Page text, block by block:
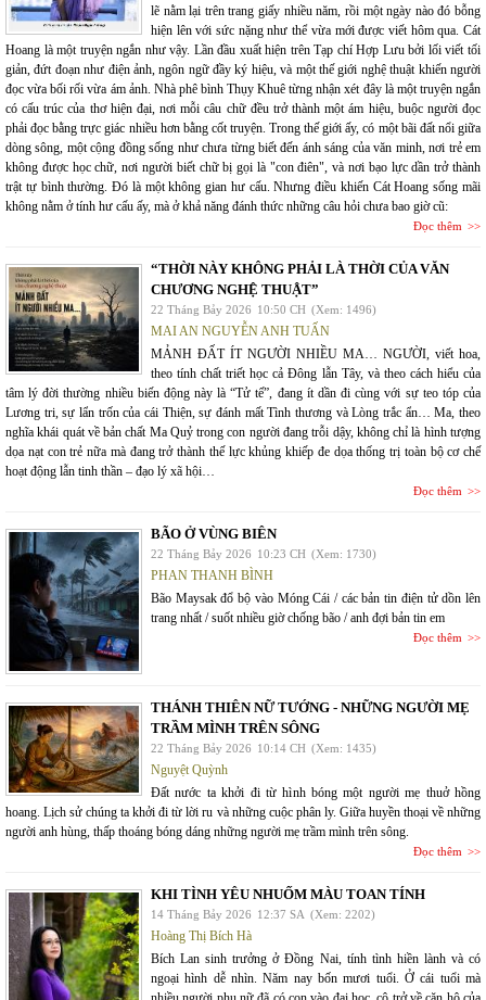
lẽ nằm lại trên trang giấy nhiều năm, rồi một ngày nào đó bỗng
hiện lên với sức nặng như thể vừa mới được viết hôm qua. Cát
Hoang là một truyện ngắn như vậy. Lần đầu xuất hiện trên Tạp chí Hợp Lưu bởi lối viết tối
giản, đứt đoạn như điện ảnh, ngôn ngữ đầy ký hiệu, và một thế giới nghệ thuật khiến người
đọc vừa bối rối vừa ám ảnh. Nhà phê bình Thụy Khuê từng nhận xét đây là một truyện ngắn
có cấu trúc của thơ hiện đại, nơi mỗi câu chữ đều trở thành một ám hiệu, buộc người đọc
phải đọc bằng trực giác nhiều hơn bằng cốt truyện. Trong thế giới ấy, có một bãi đất nổi giữa
dòng sông, một cộng đồng sống như chưa từng biết đến ánh sáng của văn minh, nơi trẻ em
không được học chữ, nơi người biết chữ bị gọi là "con điên", và nơi bạo lực dần trở thành
trật tự bình thường. Đó là một không gian hư cấu. Nhưng điều khiến Cát Hoang sống mãi
không nằm ở tính hư cấu ấy, mà ở khả năng đánh thức những câu hỏi chưa bao giờ cũ:
Đọc thêm
“THỜI NÀY KHÔNG PHẢI LÀ THỜI CỦA VĂN
CHƯƠNG NGHỆ THUẬT”
22 Tháng Bảy 2026 10:50 CH (Xem: 1496)
MAI AN NGUYỄN ANH TUẤN
MẢNH ĐẤT ÍT NGƯỜI NHIỀU MA… NGƯỜI, viết hoa,
theo tính chất triết học cả Đông lẫn Tây, và theo cách hiểu của
tâm lý đời thường nhiều biến động này là “Tử tế”, đang ít dần đi cùng với sự teo tóp của
Lương tri, sự lẩn trốn của cái Thiện, sự đánh mất Tình thương và Lòng trắc ẩn… Ma, theo
nghĩa khái quát về bản chất Ma Quỷ trong con người đang trỗi dậy, không chỉ là hình tượng
dọa nạt con trẻ nữa mà đang trở thành thế lực khủng khiếp đe dọa thống trị toàn bộ cơ chế
hoạt động lẫn tinh thần – đạo lý xã hội…
Đọc thêm
BÃO Ở VÙNG BIÊN
22 Tháng Bảy 2026 10:23 CH (Xem: 1730)
PHAN THANH BÌNH
Bão Maysak đổ bộ vào Móng Cái / các bản tin điện tử dồn lên
trang nhất / suốt nhiều giờ chống bão / anh đợi bản tin em
Đọc thêm
THÁNH THIÊN NỮ TƯỚNG - NHỮNG NGƯỜI MẸ
TRẦM MÌNH TRÊN SÔNG
22 Tháng Bảy 2026 10:14 CH (Xem: 1435)
Nguyệt Quỳnh
Đất nước ta khởi đi từ hình bóng một người mẹ thuở hồng
hoang. Lịch sử chúng ta khởi đi từ lời ru và những cuộc phân ly. Giữa huyền thoại về những
người anh hùng, thấp thoáng bóng dáng những người mẹ trầm mình trên sông.
Đọc thêm
KHI TÌNH YÊU NHUỐM MÀU TOAN TÍNH
14 Tháng Bảy 2026 12:37 SA (Xem: 2202)
Hoàng Thị Bích Hà
Bích Lan sinh trưởng ở Đồng Nai, tính tình hiền lành và có
ngoại hình dễ nhìn. Năm nay bốn mươi tuổi. Ở cái tuổi mà